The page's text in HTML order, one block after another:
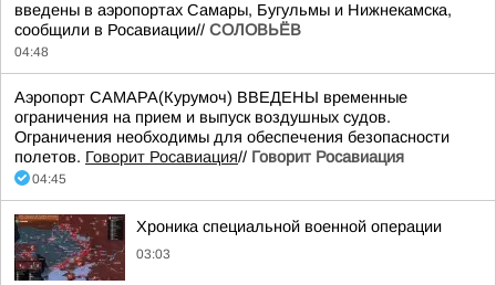
введены в аэропортах Самары, Бугульмы и Нижнекамска,
сообщили в Росавиации// СОЛОВЬЁВ
04:48
Аэропорт САМАРА(Курумоч) ВВЕДЕНЫ временные
ограничения на прием и выпуск воздушных судов.
Ограничения необходимы для обеспечения безопасности
полетов. Говорит Росавиация// Говорит Росавиация
04:45
Хроника специальной военной операции
03:03